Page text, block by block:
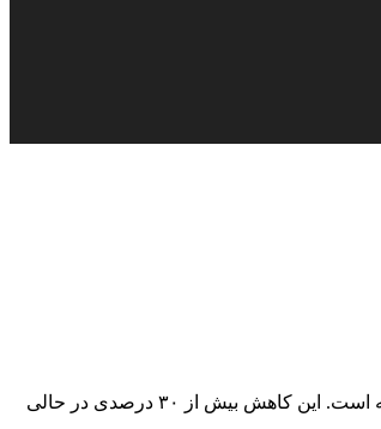
به گزارش همشهری آنلاین، منابع آب تجدیدپذیر کشور از حدود ۱۳۲ میلیارد مترمکعب در دهه ۱۳۷۰ به کمتر از ۹۰ میلیارد مترمکعب در سال‌های اخیر کاهش یافته است. این کاهش بیش از ۳۰ درصدی در حالی